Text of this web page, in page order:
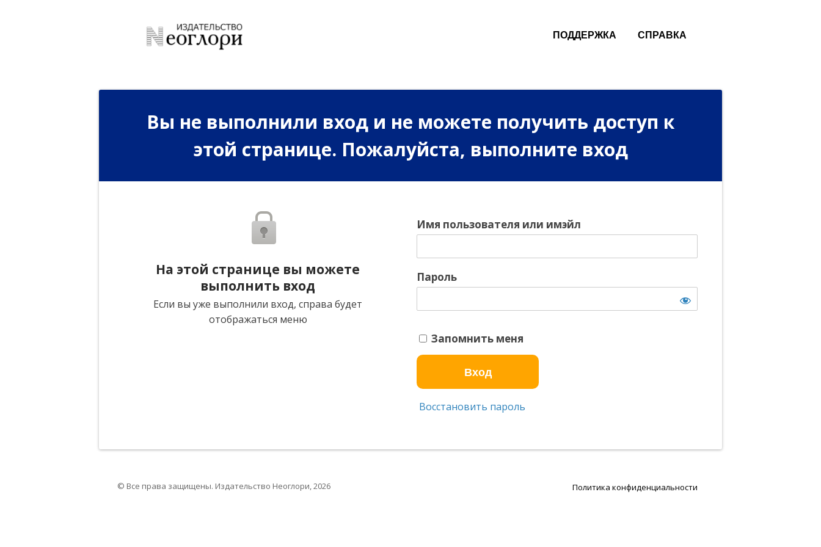
ПОДДЕРЖКА СПРАВКА
Вы не выполнили вход и не можете получить доступ к
этой странице. Пожалуйста, выполните вход
На этой странице вы можете
выполнить вход
Если вы уже выполнили вход, справа будет
отображаться меню
Имя пользователя или имэйл
Пароль
Запомнить меня
Восстановить пароль
Политика конфиденциальности
© Все права защищены. Издательство Неоглори, 2026